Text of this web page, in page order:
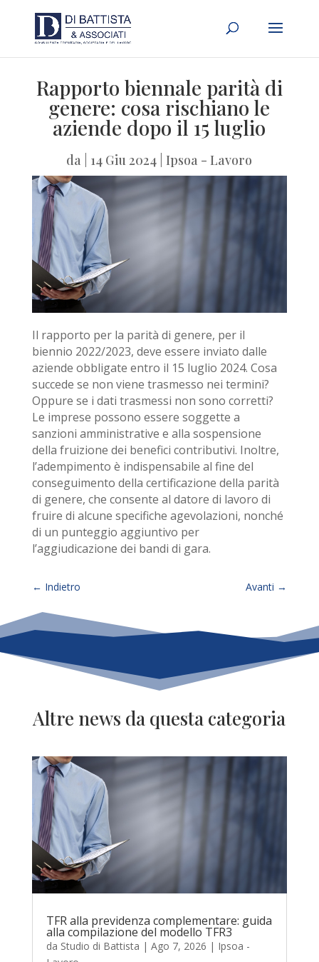
Rapporto biennale parità di
genere: cosa rischiano le
aziende dopo il 15 luglio
da 14 Giu 2024 |Ipsoa - Lavoro
Il rapporto per la parità di genere, per il
biennio 2022/2023, deve essere inviato dalle
aziende obbligate entro il 15 luglio 2024. Cosa
succede se non viene trasmesso nei termini?
Oppure se i dati trasmessi non sono corretti?
Le imprese possono essere soggette a
sanzioni amministrative e alla sospensione
della fruizione dei benefici contributivi. Inoltre,
l’adempimento è indispensabile al fine del
conseguimento della certificazione della parità
di genere, che consente al datore di lavoro di
fruire di alcune specifiche agevolazioni, nonché
di un punteggio aggiuntivo per
l’aggiudicazione dei bandi di gara.
← Indietro Avanti →
Altre news da questa categoria
TFR alla previdenza complementare: guida
alla compilazione del modello TFR3
da Studio di Battista | Ago 7, 2026 | Ipsoa -